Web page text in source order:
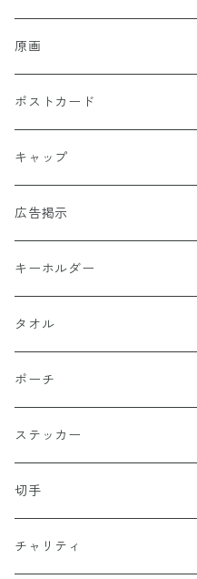
原画
ポストカード
キャップ
広告掲示
キーホルダー
タオル
ポーチ
ステッカー
切手
チャリティ